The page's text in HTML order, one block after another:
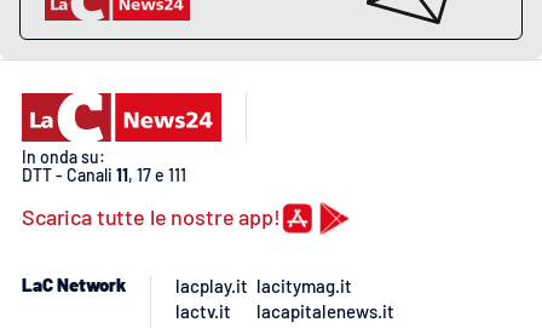
Eventi
Food
Storie
LAC
NETWORK
In onda su:
DTT - Canali 11, 17 e 111
Scarica tutte le nostre app!
LaC Network
lacplay.it
lactv.it
lacitymag.it
lacapitalenews.it